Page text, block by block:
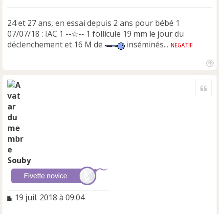
24 et 27 ans, en essai depuis 2 ans pour bébé 1
07/07/18 : IAC 1 --☆-- 1 follicule 19 mm le jour du
déclenchement et 16 M de
inséminés...
Souby
M
19 juil. 2018 à 09:04